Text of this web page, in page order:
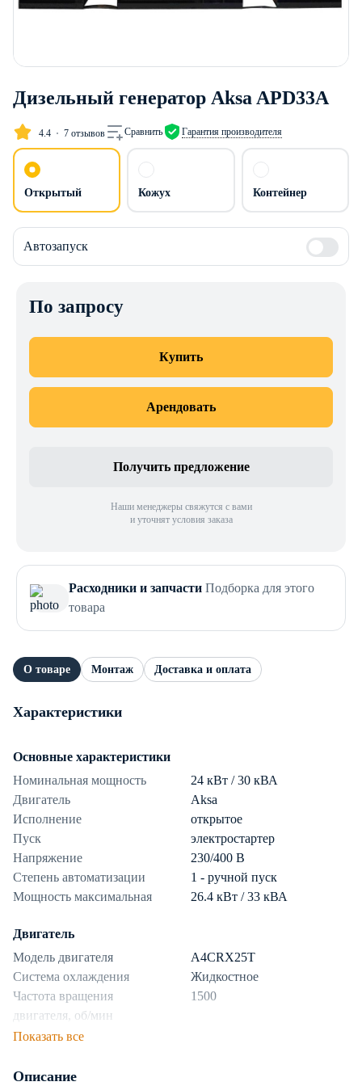
Дизельный генератор Aksa APD33A
4.4 7 отзывов Сравнить Гарантия производителя
Открытый Кожух Контейнер
Автозапуск
По запросу
Купить
Арендовать
Получить предложение
Наши менеджеры свяжутся с вами
и уточнят условия заказа
Расходники и запчасти Подборка для этого
товара
О товаре Монтаж Доставка и оплата
Характеристики
Основные характеристики
Номинальная мощность
24 кВт / 30 кВА
Двигатель
Aksa
Исполнение
открытое
Пуск
электростартер
Напряжение
230/400 В
Степень автоматизации
1 - ручной пуск
Мощность максимальная
26.4 кВт / 33 кВА
Двигатель
Модель двигателя
A4CRX25T
Система охлаждения
Жидкостное
Частота вращения
двигателя, об/мин
1500
Топливо
Показать все
Описание